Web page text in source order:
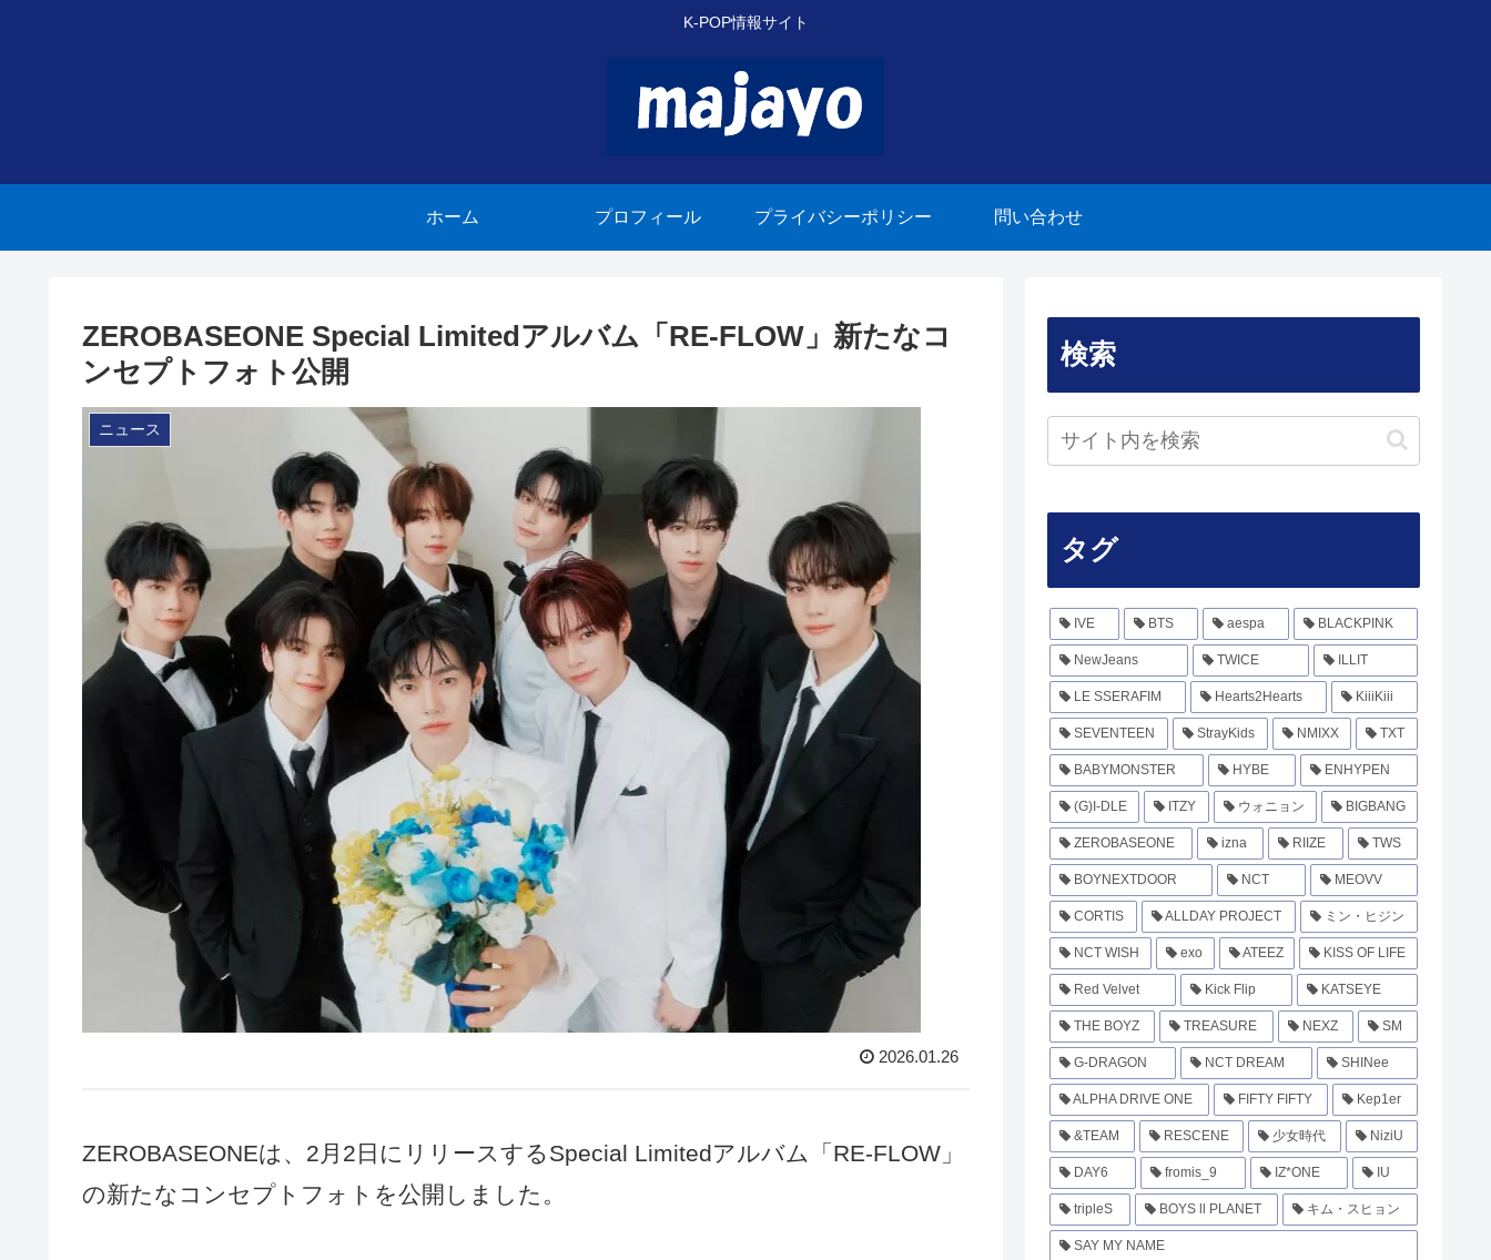
K-POP情報サイト
ホーム プロフィール プライバシーポリシー 問い合わせ
ZEROBASEONE Special Limitedアルバム「RE-FLOW」新たなコ
ンセプトフォト公開
ニュース
2026.01.26
ZEROBASEONEは、2月2日にリリースするSpecial Limitedアルバム「RE-FLOW」
の新たなコンセプトフォトを公開しました。
検索
タグ
IVE BTS aespa BLACKPINK
NewJeans TWICE ILLIT
LE SSERAFIM Hearts2Hearts KiiiKiii
SEVENTEEN StrayKids NMIXX TXT
BABYMONSTER HYBE ENHYPEN
(G)I-DLE ITZY ウォニョン BIGBANG
ZEROBASEONE izna RIIZE TWS
BOYNEXTDOOR NCT MEOVV
CORTIS ALLDAY PROJECT ミン・ヒジン
NCT WISH exo ATEEZ KISS OF LIFE
Red Velvet Kick Flip KATSEYE
THE BOYZ TREASURE NEXZ SM
G-DRAGON NCT DREAM SHINee
ALPHA DRIVE ONE FIFTY FIFTY Kep1er
&TEAM RESCENE 少女時代 NiziU
DAY6 fromis_9 IZ*ONE IU
tripleS BOYS ll PLANET キム・スヒョン
SAY MY NAME